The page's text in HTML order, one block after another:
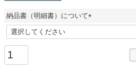
納品書（明細書）について
必